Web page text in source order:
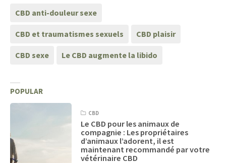
CBD anti-douleur sexe
CBD et traumatismes sexuels CBD plaisir
CBD sexe Le CBD augmente la libido
POPULAR
CBD
Le CBD pour les animaux de
compagnie : Les propriétaires
d’animaux l’adorent, il est
maintenant recommandé par votre
vétérinaire CBD